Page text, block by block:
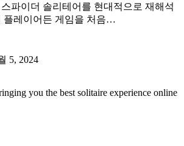
파이더 솔리테어를 현대적으로 재해석
플레이어든 게임을 처음…
5, 2024
you the best solitaire experience online